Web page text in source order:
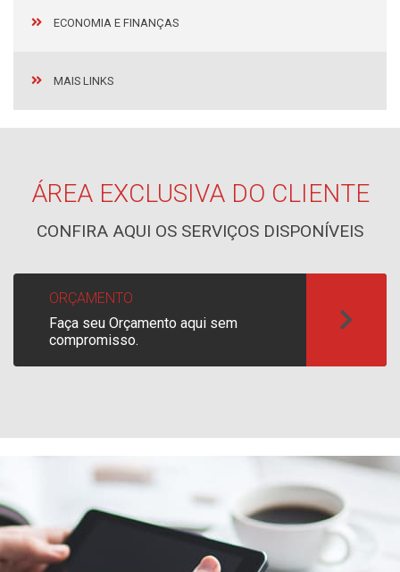
ECONOMIA E FINANÇAS
MAIS LINKS
ÁREA EXCLUSIVA DO CLIENTE
CONFIRA AQUI OS SERVIÇOS DISPONÍVEIS
ORÇAMENTO
Faça seu Orçamento aqui sem
compromisso.